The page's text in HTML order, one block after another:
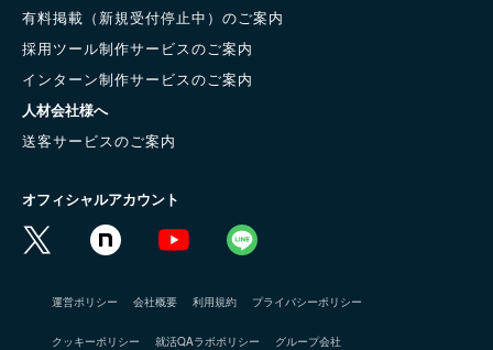
有料掲載（新規受付停止中）のご案内
採用ツール制作サービスのご案内
インターン制作サービスのご案内
人材会社様へ
送客サービスのご案内
オフィシャルアカウント
運営ポリシー 会社概要 利用規約 プライバシーポリシー
クッキーポリシー 就活QAラボポリシー グループ会社